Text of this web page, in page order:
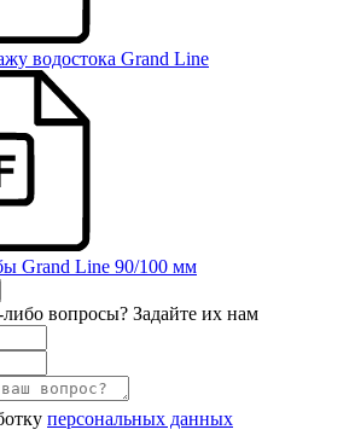
водостока Grand Line
Grand Line 90/100 мм
либо вопросы? Задайте их нам
персональных данных